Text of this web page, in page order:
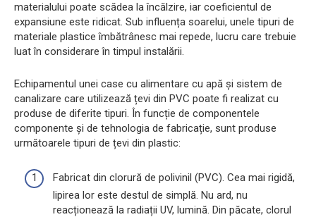
materialului poate scădea la încălzire, iar coeficientul de
expansiune este ridicat. Sub influența soarelui, unele tipuri de
materiale plastice îmbătrânesc mai repede, lucru care trebuie
luat în considerare în timpul instalării.
Echipamentul unei case cu alimentare cu apă și sistem de
canalizare care utilizează țevi din PVC poate fi realizat cu
produse de diferite tipuri. În funcție de componentele
componente și de tehnologia de fabricație, sunt produse
următoarele tipuri de țevi din plastic:
Fabricat din clorură de polivinil (PVC). Cea mai rigidă,
lipirea lor este destul de simplă. Nu ard, nu
reacționează la radiații UV, lumină. Din păcate, clorul